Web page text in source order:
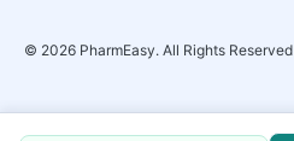
© 2026 PharmEasy. All Rights Reserved